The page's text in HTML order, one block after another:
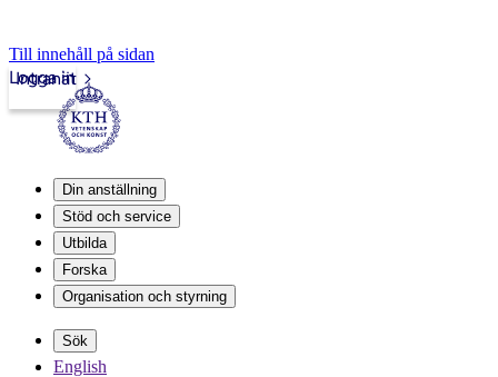
Till innehåll på sidan
Intranät
Logga in
Din anställning
Stöd och service
Utbilda
Forska
Organisation och styrning
Sök
English